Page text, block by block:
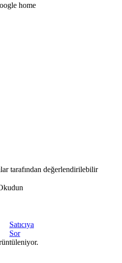
home
tarafından değerlendirilebilir
Satıcıya
Sor